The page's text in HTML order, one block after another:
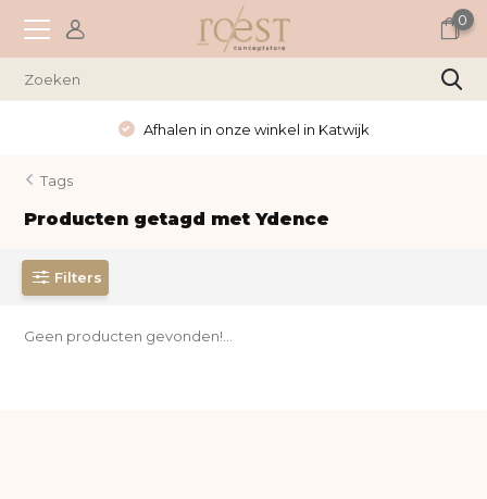
0
Afhalen in onze winkel in Katwijk
Tags
Producten getagd met Ydence
Filters
Geen producten gevonden!...